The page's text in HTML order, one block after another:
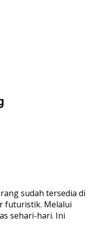
sudah tersedia di
futuristik. Melalui
sehari-hari. Ini